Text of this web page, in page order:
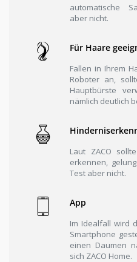
automatische
aber nicht.
Für Haare
Fallen in Ihrem
Roboter an,
Hauptbürste
nämlich deutlich
Laut ZACO
erkennen,
Test aber nicht.
App
Im Idealfall wird
Smartphone
einen Daumen
sich ZACO Home.